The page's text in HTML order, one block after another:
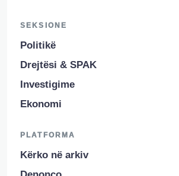
SEKSIONE
Politikë
Drejtësi & SPAK
Investigime
Ekonomi
PLATFORMA
Kërko në arkiv